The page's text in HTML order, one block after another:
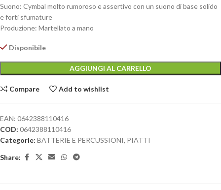
Suono: Cymbal molto rumoroso e assertivo con un suono di base solido
e forti sfumature
Produzione: Martellato a mano
Disponibile
AGGIUNGI AL CARRELLO
Compare Add to wishlist
EAN: 0642388110416
COD: 0642388110416
Categorie: BATTERIE E PERCUSSIONI, PIATTI
Share: